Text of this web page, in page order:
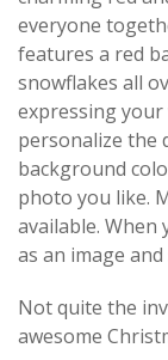
everyone
features a red
snowflakes all
expressing your
personalize the
background
photo you like.
available.
as an image
Not quite the
awesome